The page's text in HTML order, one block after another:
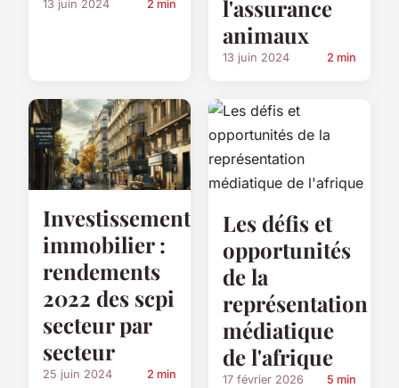
13 juin 2024 2 min
l'assurance
animaux
13 juin 2024 2 min
Investissement
immobilier :
rendements
2022 des scpi
secteur par
secteur
25 juin 2024 2 min
Les défis et
opportunités
de la
représentation
médiatique
de l'afrique
17 février 2026 5 min